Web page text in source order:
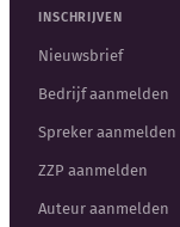
INSCHRIJVEN
Nieuwsbrief
Bedrijf aanmelden
Spreker aanmelden
ZZP aanmelden
Auteur aanmelden